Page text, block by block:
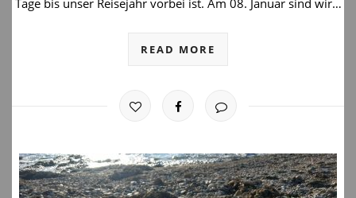
Tage bis unser Reisejahr vorbei ist. Am 08. Januar sind wir…
READ MORE